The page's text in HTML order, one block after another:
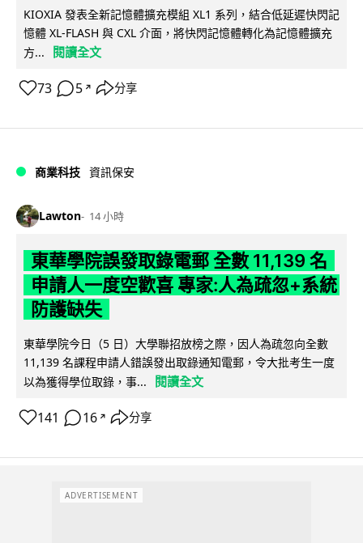
KIOXIA 發表全新記憶體擴充模組 XL1 系列，結合低延遲快閃記
憶體 XL-FLASH 與 CXL 介面，將快閃記憶體轉化為記憶體擴充
方...
閱讀全文
73 5 ↗ 分享
商業科技 資訊保安
Lawton 14 小時
東華學院誤發取錄電郵 全數 11,139 名
申請人一度空歡喜 專家:人為疏忽+系統
防護缺失
東華學院今日（5 日）大學聯招放榜之際，因人為疏忽向全數
11,139 名課程申請人錯誤發出取錄通知電郵，令大批考生一度
以為獲得學位取錄，事...
閱讀全文
141 16 ↗ 分享
ADVERTISEMENT